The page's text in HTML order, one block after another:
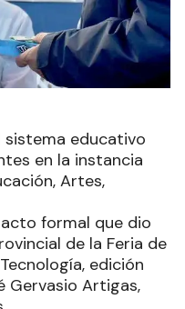
sistema educativo
en la instancia
Artes,
formal que dio
de la Feria de
edición
Gervasio Artigas,